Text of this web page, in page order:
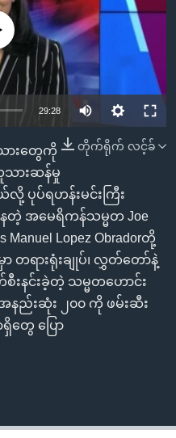
available
29:28
တိုက်ရိုက် လင့်ခ်
ားတွေကို
ားဆန်မှု
ပုပ်ရဟန်းမင်းကြီး
ေတဲ့ အမေရိကန်သမ္မတ Joe
Lopez Obradorတို့
ာ တရားရုံးချုပ်၊ လွှတ်တော်နဲ့
နင်းခဲ့တဲ့ သမ္မတဟောင်း
နည်းဆုံး ၂၀၀ ကို ဖမ်းဆီး
တွေ ပြော